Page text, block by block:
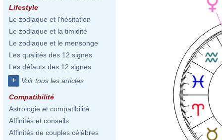
Lifestyle
Le zodiaque et l'hésitation
Le zodiaque et la timidité
Le zodiaque et le mensonge
Les qualités des 12 signes
Les défauts des 12 signes
+ Voir tous les articles
Compatibilité
Astrologie et compatibilité
Affinités et conseils
Affinités de couples célèbres